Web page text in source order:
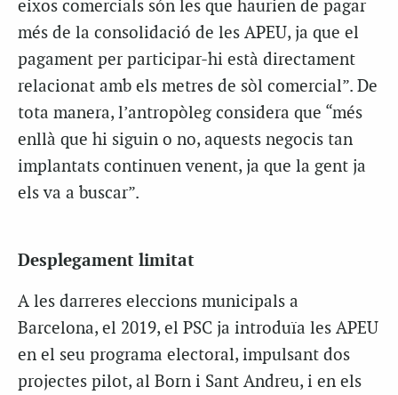
eixos comercials són les que haurien de pagar
més de la consolidació de les APEU, ja que el
pagament per participar-hi està directament
relacionat amb els metres de sòl comercial”. De
tota manera, l’antropòleg considera que “més
enllà que hi siguin o no, aquests negocis tan
implantats continuen venent, ja que la gent ja
els va a buscar”.
Desplegament limitat
A les darreres eleccions municipals a
Barcelona, el 2019, el PSC ja introduïa les APEU
en el seu programa electoral, impulsant dos
projectes pilot, al Born i Sant Andreu, i en els